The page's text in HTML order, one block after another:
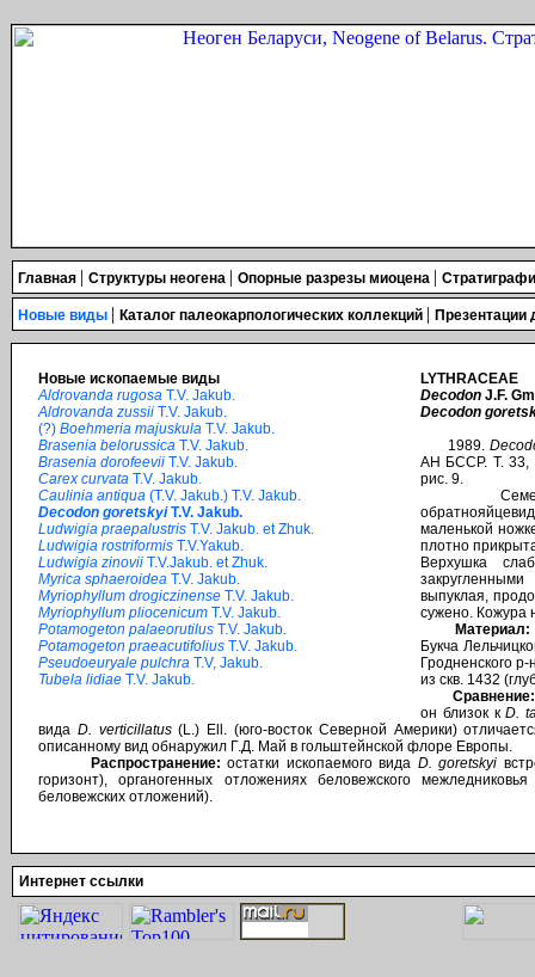
Главная | Структуры неогена | Опорные разрезы миоцена |
Новые виды | Каталог палеокарпологических коллекций | Презентации
Новые ископаемые виды
Aldrovanda rugosa T.V. Jakub.
Aldrovanda zussii T.V. Jakub.
(?) Boehmeria majuskula T.V. Jakub.
Brasenia belorussica T.V. Jakub.
Brasenia dorofeevii T.V. Jakub.
Carex curvata T.V. Jakub.
Caulinia antiqua (T.V. Jakub.) T.V. Jakub.
Decodon goretskyiT.V. Jakub.
Ludwigia praepalustris T.V. Jakub. et Zhuk.
Ludwigia rostriformis T.V.Yakub.
Ludwigia zinovii T.V.Jakub. et Zhuk.
Myrica sphaeroidea T.V. Jakub.
Myriophyllum drogiczinense T.V. Jakub.
Myriophyllum pliocenicum T.V. Jakub.
Potamogeton palaeorutilus T.V. Jakub.
Potamogeton praeacutifolius T.V. Jakub.
Pseudoeuryale pulchra T.V, Jakub.
Tubela lidiae T.V. Jakub.
LYTHRACEAE
Decodon J.F.
Decodon
1989.
АН БССР. Т. 33,
рис. 9.
Семена
маленькой
плотно
Верхушка
выпуклая,
сужено. Кожура
Материал:
Букча
Гродненского
из скв. 1432
Сравнение:
он близок кD.
вида D. verticillatus(L.) Ell. (юго-восток Северной Америки)
описанному вид обнаружил Г.Д. Май в гольштейнской флоре Европы.
Распространение: остатки ископаемого вида D. goretskyi
горизонт), органогенных отложениях беловежского
беловежских отложений).
Интернет ссылки